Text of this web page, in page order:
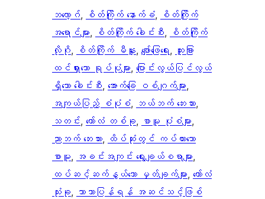
ဘလော့ဂ်, စိတ်ကြိုက် နောက်ခံ,
စိတ်ကြိုက်
အရောင်များ, စိတ်ကြိုက် ခေါင်းစီး,
စိတ်ကြိုက်
လိုဂို, စိတ်ကြိုက် မီနူး, ဖျော်ဖြေရေး, ထူးခြား
ထင်ရှားသော ရုပ်ပုံများ, ပြောင်းလွယ်ပြင်လွယ်
ရှိသော ခေါင်းစီး, အောက်ခြေ ဝစ်ဂျက်များ
အကျယ်ပြည့် စံပုံစံ, ဘယ်ဘက် ဘေးဘား
သတင်း, ကော်လံ တစ်ခု, စာမူ ပုံစံများ
ညာဘက် ဘေးဘား, ထိပ်ဆုံးတွင် ကပ်ထားသော
စာမူ, အခင်းအကျင်း ရွေးချယ်စရာများ
ထပ်ဆင့်ဆက်နွယ်သော မှတ်ချက်များ, ကော်လံ
သုံးခု, ဘာသာပြန်ရန် အဆင်သင့်ဖြစ်